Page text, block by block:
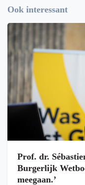
Ook interessant
Prof. dr.
Burgerlijk
meegaan.’